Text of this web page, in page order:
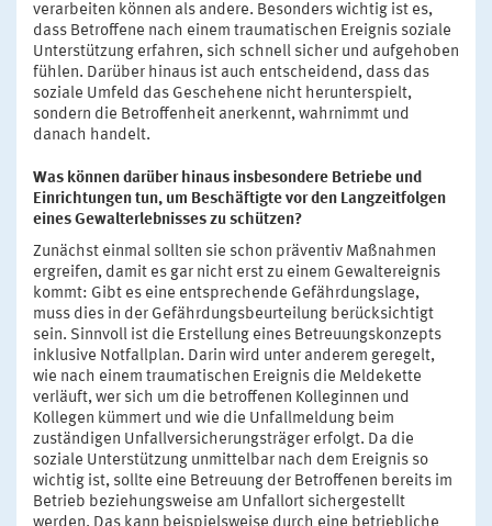
verarbeiten können als andere. Besonders wichtig ist es,
dass Betroffene nach einem traumatischen Ereignis soziale
Unterstützung erfahren, sich schnell sicher und aufgehoben
fühlen. Darüber hinaus ist auch entscheidend, dass das
soziale Umfeld das Geschehene nicht herunterspielt,
sondern die Betroffenheit anerkennt, wahrnimmt und
danach handelt.
Was können darüber hinaus insbesondere Betriebe und
Einrichtungen tun, um Beschäftigte vor den Langzeitfolgen
eines Gewalterlebnisses zu schützen?
Zunächst einmal sollten sie schon präventiv Maßnahmen
ergreifen, damit es gar nicht erst zu einem Gewaltereignis
kommt: Gibt es eine entsprechende Gefährdungslage,
muss dies in der Gefährdungsbeurteilung berücksichtigt
sein. Sinnvoll ist die Erstellung eines Betreuungskonzepts
inklusive Notfallplan. Darin wird unter anderem geregelt,
wie nach einem traumatischen Ereignis die Meldekette
verläuft, wer sich um die betroffenen Kolleginnen und
Kollegen kümmert und wie die Unfallmeldung beim
zuständigen Unfallversicherungsträger erfolgt. Da die
soziale Unterstützung unmittelbar nach dem Ereignis so
wichtig ist, sollte eine Betreuung der Betroffenen bereits im
Betrieb beziehungsweise am Unfallort sichergestellt